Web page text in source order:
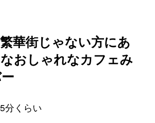
華街じゃない方にあ
おしゃれなカフェみ
分くらい